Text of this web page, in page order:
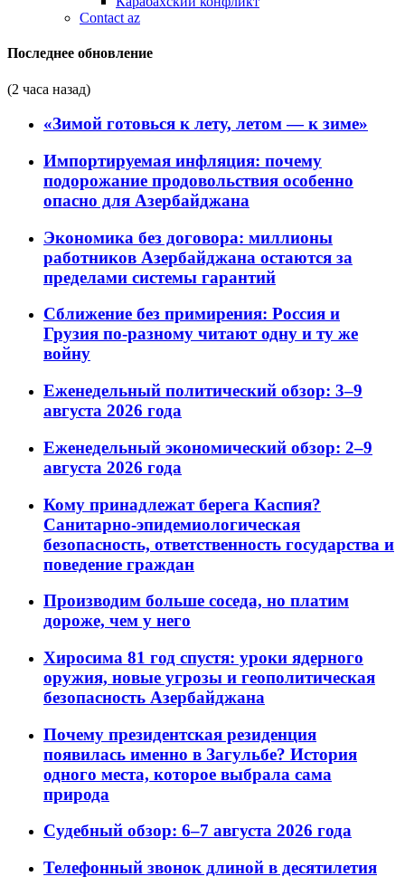
Contact az
Последнее обновление
(2 часа назад)
«Зимой готовься к лету, летом — к зиме»
Импортируемая инфляция: почему
подорожание продовольствия особенно
опасно для Азербайджана
Экономика без договора: миллионы
работников Азербайджана остаются за
пределами системы гарантий
Сближение без примирения: Россия и
Грузия по-разному читают одну и ту же
войну
Еженедельный политический обзор: 3–9
августа 2026 года
Еженедельный экономический обзор: 2–9
августа 2026 года
Кому принадлежат берега Каспия?
Санитарно-эпидемиологическая
безопасность, ответственность государства и
поведение граждан
Производим больше соседа, но платим
дороже, чем у него
Хиросима 81 год спустя: уроки ядерного
оружия, новые угрозы и геополитическая
безопасность Азербайджана
Почему президентская резиденция
появилась именно в Загульбе? История
одного места, которое выбрала сама
природа
Судебный обзор: 6–7 августа 2026 года
Телефонный звонок длиной в десятилетия